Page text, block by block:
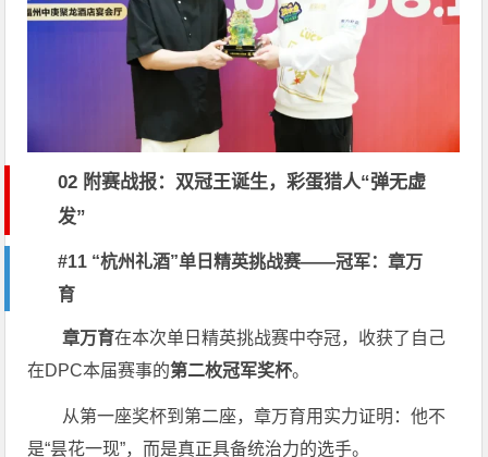
02 附赛战报：双冠王诞生，彩蛋猎人“弹无虚
发”
#11 “杭州礼酒”单日精英挑战赛——冠军：章万
育
章万育在本次单日精英挑战赛中夺冠，收获了自己
在DPC本届赛事的第二枚冠军奖杯。
从第一座奖杯到第二座，章万育用实力证明：他不
是“昙花一现”，而是真正具备统治力的选手。